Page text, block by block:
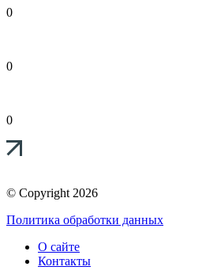
0
0
0
© Copyright 2026
Политика обработки данных
О сайте
Контакты